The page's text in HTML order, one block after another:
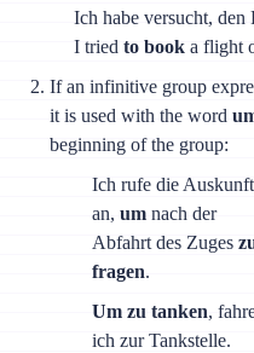
Ich habe versucht,
I triedto book a flight
If an infinitive group
it is used with the word
beginning of the group:
Ich rufe die Auskunft
an,um nach der
Abfahrt des Zuges
fragen.
Um zu tanken,
ich zur Tankstelle.